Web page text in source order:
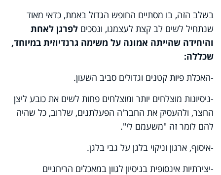
בשלב הזה, בו מסתיים החופש הגדול באמת, כדאי מאוד
שנתחיל לשים לב קצת לעצמנו, ונסכים לפרגן לאחת
והיחידה שהייתה אמונה על משימה גרנדיוזית במיוחד,
שכללה:
-האכלת פיות קטנים וגדולים סביב השעון.
-ניסיונות מוצלחים יותר ומוצלחים פחות לשים את כובע ליצן
החצר, ולהעסיק את החבר'ה הפעלתנים, שלרוב, כל שהיה
להם לומר זה "משעמם לי".
-איסוף, ארגון וניקוי בלגן על גבי בלגן.
-יצירתיות אינסופית בניסיון לגוון במאכלים הריחניים